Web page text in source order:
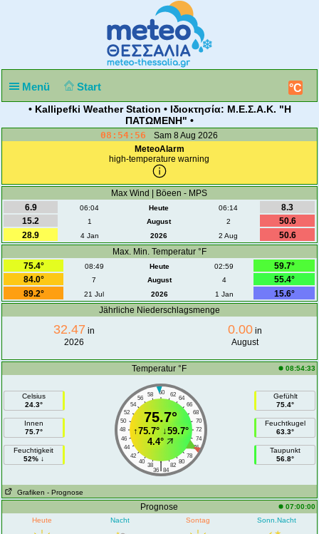
Menü Start °C
• Kallipefki Weather Station • Ιδιοκτησία: Μ.Ε.Σ.Α.Κ. "Η
ΠΑΤΩΜΕΝΗ" •
08:54:57
Sam 8 Aug 2026
MeteoAlarm
high-temperature warning
Max Wind | Böeen - MPS
6.9
06:04 Heute 06:14
8.3
15.2
1 August 2
50.6
28.9
4 Jan 2026 2 Aug
50.6
Max. Min. Temperatur °F
75.4°
08:49 Heute 02:59
59.7°
84.0°
7 August 4
55.4°
89.2°
21 Jul 2026 1 Jan
15.6°
Jährliche Niederschlagsmenge
32.47 in
2026
0.00in
August
Temperatur °F 08:54:33
Celsius
24.3°
Innen
75.7°
Feuchtigkeit
52% ↓
60
58 62
56
64
54
66
52
68
50
70
48
72
46
74
44
76
42
78
40
80
38 82
|
36 84
75.7°
↑75.7°↓59.7°
4.4°
Gefühlt
75.4°
Feuchtkugel
63.3°
Taupunkt
56.8°
Grafiken - Prognose
Prognose
07:00:00
Heute
Nacht Sontag Sonn.Nacht